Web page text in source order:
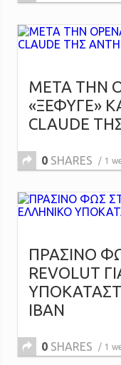
ΜΕΤΑ ΤΗΝ
«ΞΕΦΥΓΕ»
CLAUDE
0 SHARES 1
ΠΡΑΣΙΝΟ
REVOLUT
IBAN
0 SHARES 1